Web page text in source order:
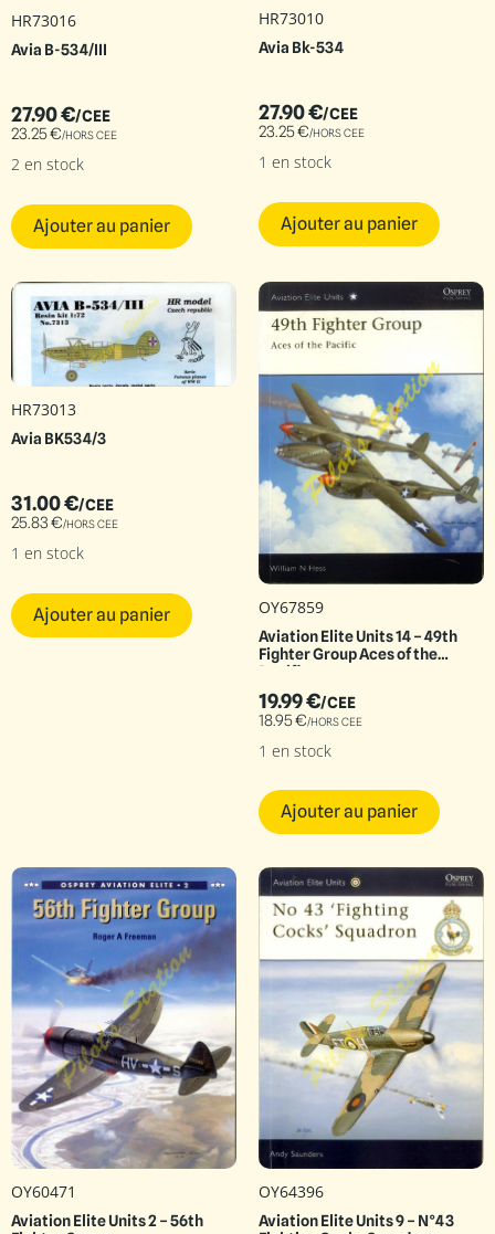
HR73016
Avia B-534/III
27.90€/CEE
23.25€/HORS CEE
2 en stock
Ajouter au panier
HR73010
Avia Bk-534
27.90€/CEE
23.25€/HORS CEE
1 en stock
Ajouter au panier
HR73013
Avia BK534/3
31.00€/CEE
25.83€/HORS CEE
1 en stock
Ajouter au panier OY67859
Aviation Elite Units 14 – 49th
Fighter Group Aces of the
Pacific
19.99€/CEE
18.95€/HORS CEE
1 en stock
Ajouter au panier
OY60471
Aviation Elite Units 2 – 56th
OY64396
Aviation Elite Units 9 – N°43